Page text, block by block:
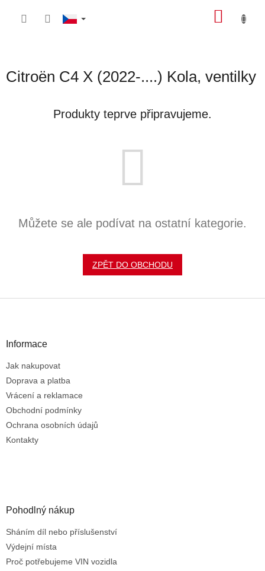
Citroën C4 X (2022-....) Kola, ventilky
Produkty teprve připravujeme.
Můžete se ale podívat na ostatní kategorie.
ZPĚT DO OBCHODU
Informace
Jak nakupovat
Doprava a platba
Vrácení a reklamace
Obchodní podmínky
Ochrana osobních údajů
Kontakty
Pohodlný nákup
Sháním díl nebo příslušenství
Výdejní místa
Proč potřebujeme VIN vozidla